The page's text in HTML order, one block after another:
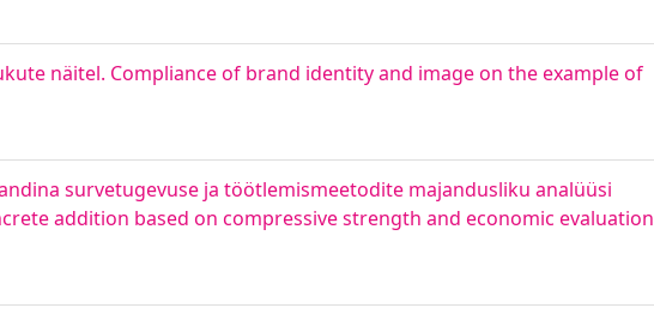
näitel. Compliance of brand identity and image on the example of
survetugevuse ja töötlemismeetodite majandusliku analüüsi
addition based on compressive strength and economic evaluation